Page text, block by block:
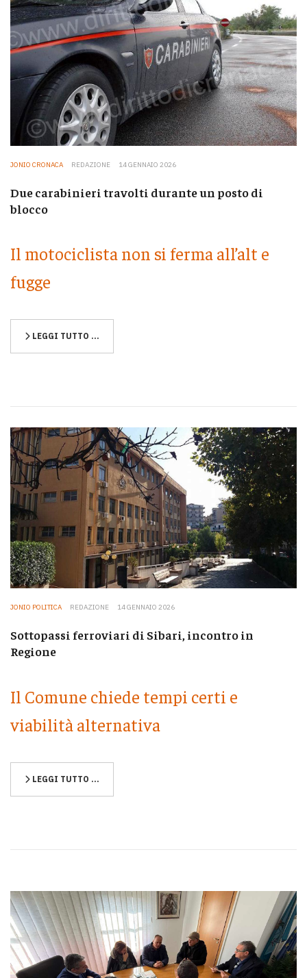
JONIO CRONACA REDAZIONE 14 GENNAIO 2026
Due carabinieri travolti durante un posto di
blocco
Il motociclista non si ferma all’alt e
fugge
LEGGI TUTTO …
JONIO POLITICA REDAZIONE 14 GENNAIO 2026
Sottopassi ferroviari di Sibari, incontro in
Regione
Il Comune chiede tempi certi e
viabilità alternativa
LEGGI TUTTO …